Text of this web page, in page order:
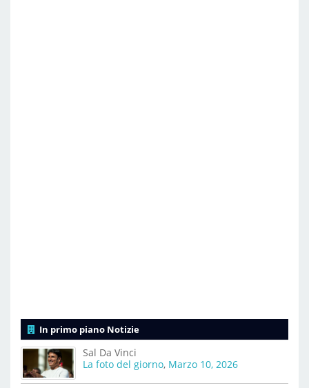
In primo piano Notizie
Sal Da Vinci
La foto del giorno, Marzo 10, 2026